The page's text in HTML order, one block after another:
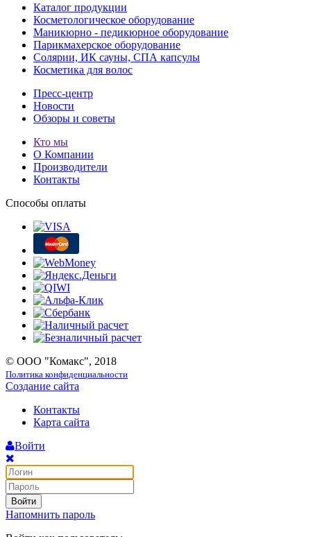
Каталог продукции
Косметологическое оборудование
Маникюрно - педикюрное оборудование
Парикмахерское оборудование
Солярии, ИК сауны, СПА капсулы
Косметика для волос
Пресс-центр
Новости
Обзоры и советы
Кто мы
О Компании
Производители
Контакты
Способы оплаты
© ООО "Комакс", 2018
Политика конфиденциальности
Создание сайта
Контакты
Карта сайта
Войти
Войти
Напомнить пароль